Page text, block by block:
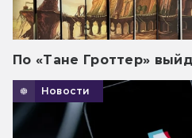
По «Тане Гроттер»
Новости